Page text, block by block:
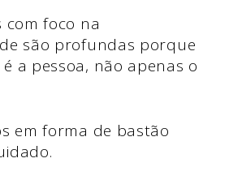
com foco na
são profundas porque
a pessoa, não apenas o
em forma de bastão